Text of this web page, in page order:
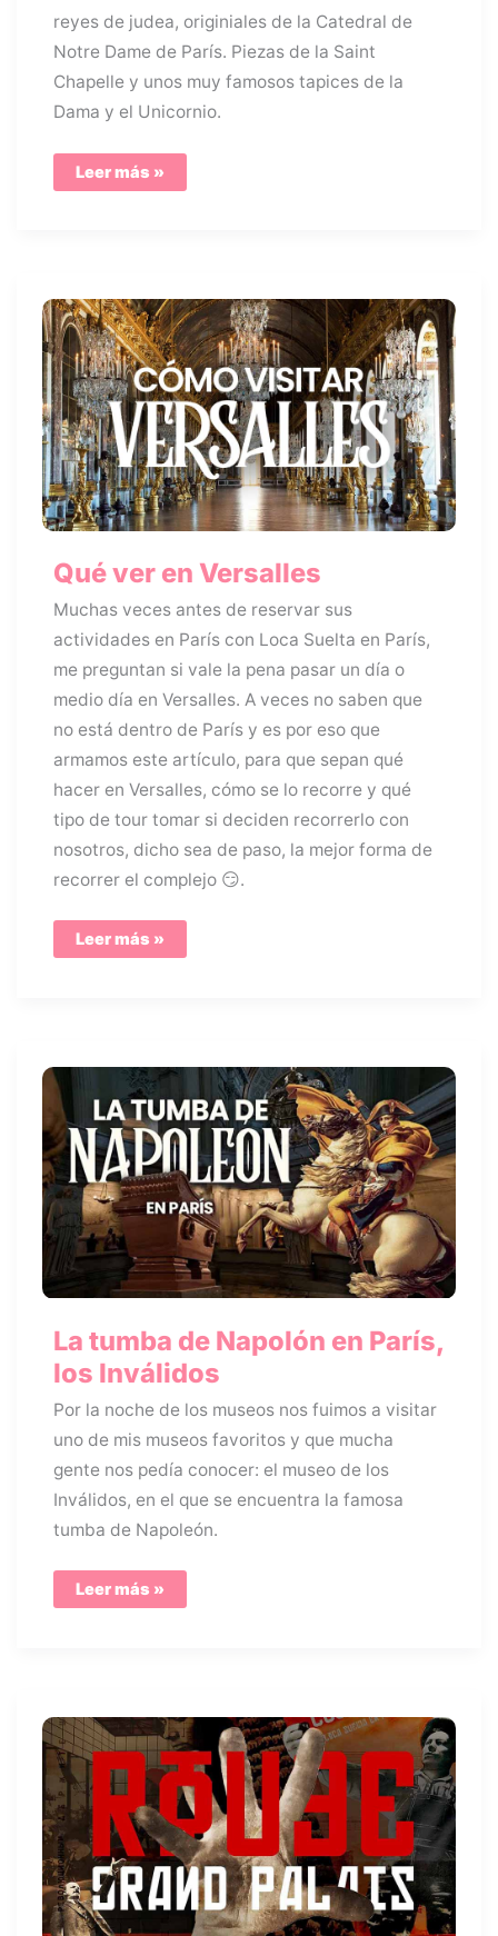
reyes de judea, originiales de la Catedral de
Notre Dame de París. Piezas de la Saint
Chapelle y unos muy famosos tapices de la
Dama y el Unicornio.
MUSEO
Leer más »
Qué ver en Versalles
Muchas veces antes de reservar sus
actividades en París con Loca Suelta en París,
me preguntan si vale la pena pasar un día o
medio día en Versalles. A veces no saben que
no está dentro de París y es por eso que
armamos este artículo, para que sepan qué
hacer en Versalles, cómo se lo recorre y qué
tipo de tour tomar si deciden recorrerlo con
nosotros, dicho sea de paso, la mejor forma de
recorrer el complejo 😏.
Qué
ver
Leer más »
La tumba de Napolón en París,
los Inválidos
Por la noche de los museos nos fuimos a visitar
uno de mis museos favoritos y que mucha
gente nos pedía conocer: el museo de los
Inválidos, en el que se encuentra la famosa
tumba de Napoleón.
La
tumba
Leer más »